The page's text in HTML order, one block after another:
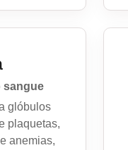
sangue
glóbulos
plaquetas,
anemias,